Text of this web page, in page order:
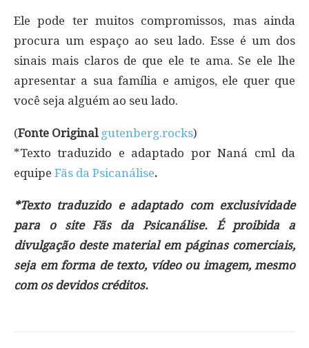
Ele pode ter muitos compromissos, mas ainda
procura um espaço ao seu lado. Esse é um dos
sinais mais claros de que ele te ama. Se ele lhe
apresentar a sua família e amigos, ele quer que
você seja alguém ao seu lado.
(Fonte Original gutenberg.rocks)
*Texto traduzido e adaptado por Naná cml da
equipe Fãs da Psicanálise.
*Texto traduzido e adaptado com exclusividade
para o site Fãs da Psicanálise. É proibida a
divulgação deste material em páginas comerciais,
seja em forma de texto, vídeo ou imagem, mesmo
com os devidos créditos.